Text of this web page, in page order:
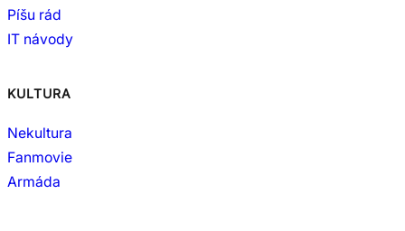
Píšu rád
IT návody
KULTURA
Nekultura
Fanmovie
Armáda